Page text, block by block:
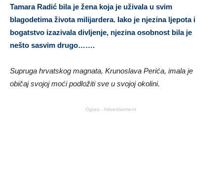
Tamara Radić bila je žena koja je uživala u svim
blagodetima života milijardera. Iako je njezina ljepota i
bogatstvo izazivala divljenje, njezina osobnost bila je
nešto sasvim drugo…….
Supruga hrvatskog magnata, Krunoslava Perića, imala je
običaj svojoj moći podložiti sve u svojoj okolini.
Oglasi - Advertisement